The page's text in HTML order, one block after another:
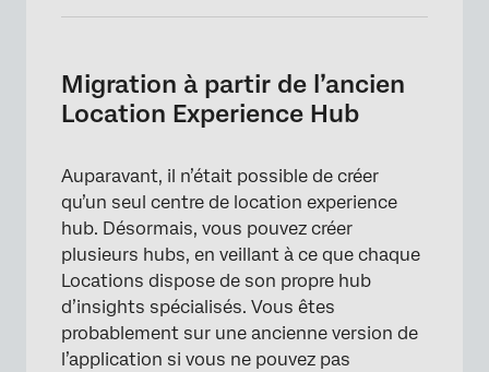
Migration à partir de l’ancien
Location Experience Hub
Auparavant, il n’était possible de créer
qu’un seul centre de location experience
hub. Désormais, vous pouvez créer
plusieurs hubs, en veillant à ce que chaque
Locations dispose de son propre hub
d’insights spécialisés. Vous êtes
probablement sur une ancienne version de
l’application si vous ne pouvez pas